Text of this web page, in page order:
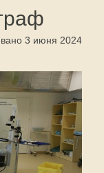
3 июня 2024